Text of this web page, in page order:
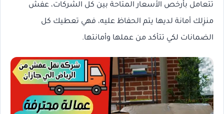
تتعامل بأرخص الأسعار المتاحة بين كل الشركات، عفش
منزِلك أمانة لديها يتم الحفاظ عليه، فهي تعطيك كل
الضمانات لكي تتأكد من عملها وأمانتها.